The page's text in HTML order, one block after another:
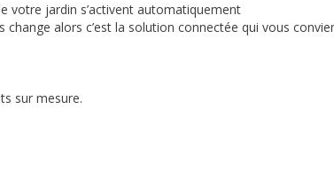
votre jardin s’activent automatiquement
alors c’est la solution connectée qui vous
sur mesure.